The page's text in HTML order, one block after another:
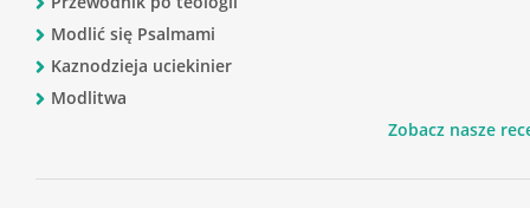
Modlić się Psalmami
Kaznodzieja uciekinier
Modlitwa
Zobacz nasze